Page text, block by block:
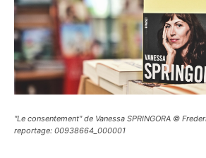
"Le consentement" de Vanessa SPRINGORA ©
reportage: 00938664_000001